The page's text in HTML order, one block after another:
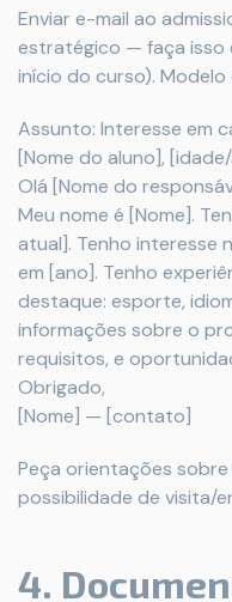
Enviar e-mail ao
estratégico — faça isso
início do curso). Modelo
Assunto: Interesse em
[Nome do aluno],
Olá [Nome do
Meu nome é [Nome].
atual]. Tenho interesse
em [ano]. Tenho
destaque: esporte,
informações sobre o
requisitos, e
Obrigado,
[Nome] — [contato]
Peça orientações
possibilidade de visita/
4.